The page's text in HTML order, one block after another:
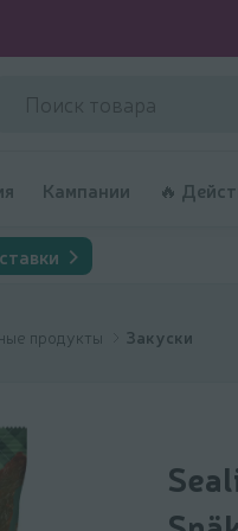
Кампании 🔥
продукты Закуски